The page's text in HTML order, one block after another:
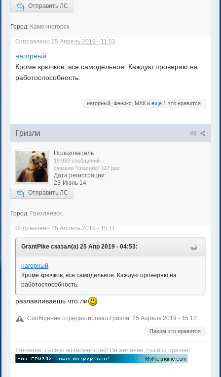
Отправить ЛС
Город: Каменногорск
Отправлено25 Апрель 2019 - 11:53
нагорный
Кроме крючков, все самодельное. Каждую проверяю на
работоспособность.
нагорный, Феникс, МАК и еще 1 это нравится
#8
Гризли
Пользователь
19 989 сообщений
сказали "спасибо" 117 раз
Дата регистрации:
23-Июнь 14
Отправить ЛС
Город: Гризляевск
Отправлено25 Апрель 2019 - 15:11
GrantPike сказал(а) 25 Апр 2019 - 04:53:
нагорный
Кроме крючков, все самодельное. Каждую проверяю на
работоспособность.
разлавливаешь что ли
Сообщение отредактировал Гризли: 25 Апрель 2019 - 15:12
Пахом это нравится
Желание, тысячи возможностей! Не желание, тысячи причин!